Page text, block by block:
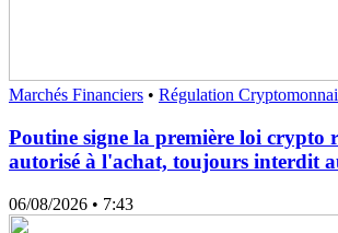
Marchés Financiers • Régulation
Poutine signe la première loi crypto
autorisé à l'achat, toujours interdit
06/08/2026 • 7:43